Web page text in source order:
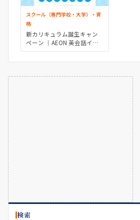
スクール（専門学校・大学）・資
格
新カリキュラム誕生キャン
ペーン │AEON 英会話イー
オン
検索